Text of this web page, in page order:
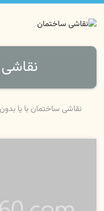
نقاشی ساختمان با یا